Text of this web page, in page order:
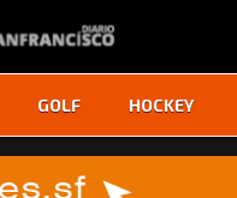
GOLF HOCKEY